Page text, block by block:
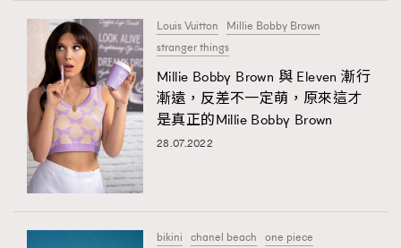
Louis Vuitton
Millie Bobby Brown
stranger things
Millie Bobby Brown 與 Eleven 漸行
漸遠，反差不一定萌，原來這才
是真正的Millie Bobby Brown
28.07.2022
bikini chanel beach one piece